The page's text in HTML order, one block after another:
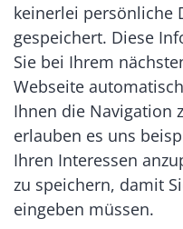
keinerlei persönliche
gespeichert. Diese
Sie bei Ihrem
Webseite
Ihnen die Navigation
erlauben es uns
Ihren Interessen
zu speichern, damit
eingeben müssen.